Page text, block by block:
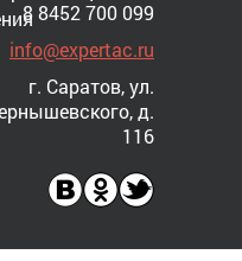
8 8452 700 099
info@expertac.ru
г. Саратов, ул.
д.
116